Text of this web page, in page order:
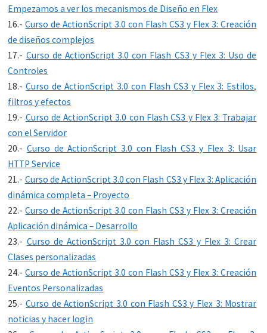
Empezamos a ver los mecanismos de Diseño en Flex
16.-Curso de ActionScript 3.0 con Flash CS3 y Flex 3: Creación
de diseños complejos
17.- Curso de ActionScript 3.0 con Flash CS3 y Flex 3: Uso de
Controles
18.-Curso de ActionScript 3.0 con Flash CS3 y Flex 3: Estilos,
filtros y efectos
19.- Curso de ActionScript 3.0 con Flash CS3 y Flex 3: Trabajar
con el Servidor
20.-Curso de ActionScript 3.0 con Flash CS3 y Flex 3: Usar
HTTP Service
21.- Curso de ActionScript 3.0 con Flash CS3 y Flex 3: Aplicación
dinámica completa – Proyecto
22.-Curso de ActionScript 3.0 con Flash CS3 y Flex 3: Creación
Aplicación dinámica – Desarrollo
23.- Curso de ActionScript 3.0 con Flash CS3 y Flex 3: Crear
Clases personalizadas
24.-Curso de ActionScript 3.0 con Flash CS3 y Flex 3: Creación
Eventos Personalizadas
25.-Curso de ActionScript 3.0 con Flash CS3 y Flex 3: Mostrar
noticias y hacer login